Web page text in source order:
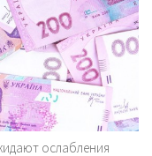
ослабления